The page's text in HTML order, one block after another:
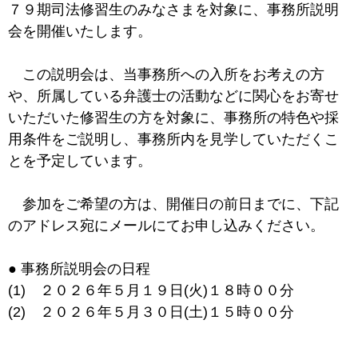
７９期司法修習生のみなさまを対象に、事務所説明
会を開催いたします。
この説明会は、当事務所への入所をお考えの方
や、所属している弁護士の活動などに関心をお寄せ
いただいた修習生の方を対象に、事務所の特色や採
用条件をご説明し、事務所内を見学していただくこ
とを予定しています。
参加をご希望の方は、開催日の前日までに、下記
のアドレス宛にメールにてお申し込みください。
● 事務所説明会の日程
(1) ２０２６年５月１９日(火)１８時００分
(2) ２０２６年５月３０日(土)１５時００分